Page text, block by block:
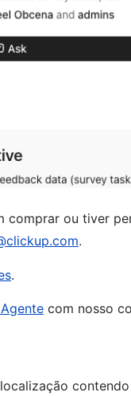
comprar ou tiver
.
.
com nosso